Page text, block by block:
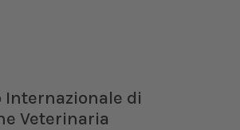
Internazionale di
Veterinaria